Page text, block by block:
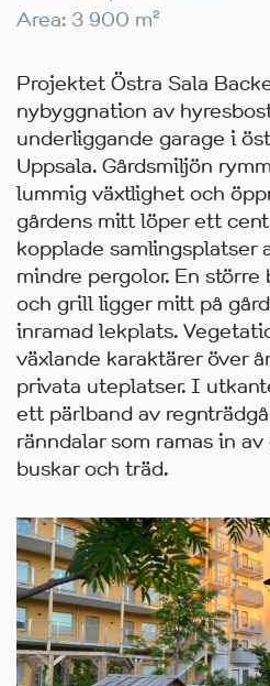
Area: 3 900 m²
Projektet Östra Sala
nybyggnation av
underliggande garage i
Uppsala. Gårdsmiljön
lummig växtlighet och
gårdens mitt löper ett
kopplade samlingsplatser
mindre pergolor. En
och grill ligger mitt på
inramad lekplats.
växlande karaktärer över
privata uteplatser. I
ett pärlband av
ränndalar som ramas in
buskar och träd.